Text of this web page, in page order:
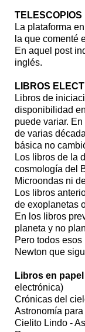
La plataforma
la que comenté
En aquel post
inglés.
LIBROS
Libros de
disponibilidad
puede variar.
de varias
básica no
Los libros de la
cosmología del
Microondas ni
Los libros
de exoplanetas
En los libros
planeta y no
Pero todos
Newton que
Libros en papel
electrónica)
Crónicas del
Astronomía
Cielito Lindo -